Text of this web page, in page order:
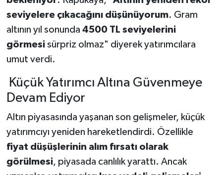
seviyelere çıkacağını düşünüyorum. Gram
altının yıl sonunda 4500 TL seviyelerini
görmesisürpriz olmaz" diyerek yatırımcılara
umut verdi.
Küçük Yatırımcı Altına Güvenmeye
Devam Ediyor
Altın piyasasında yaşanan son gelişmeler, küçük
yatırımcıyı yeniden hareketlendirdi. Özellikle
fiyat düşüşlerinin alım fırsatı olarak
görülmesi, piyasada canlılık yarattı. Ancak